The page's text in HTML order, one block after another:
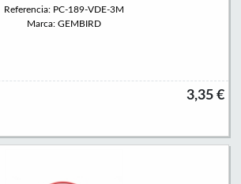
Referencia: PC-189-VDE-3M
Marca: GEMBIRD
3,35 €